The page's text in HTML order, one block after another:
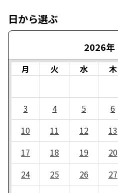
日から選ぶ
2026年
月 火 水 木
3
4 5 6
10
11 12 13
17
18 19 20
24
25 26 27